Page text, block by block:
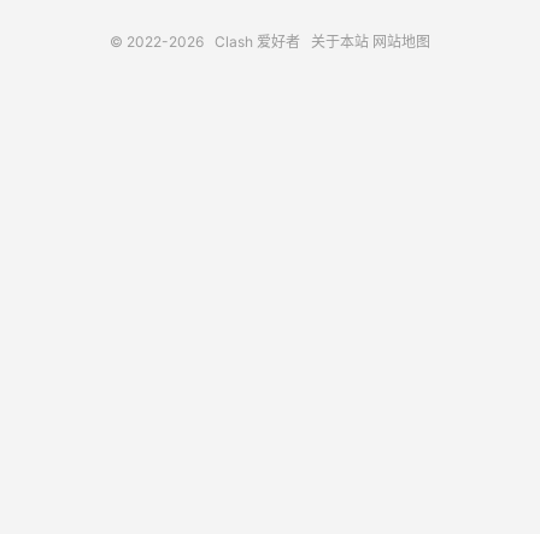
© 2022-2026 Clash 爱好者 关于本站 网站地图